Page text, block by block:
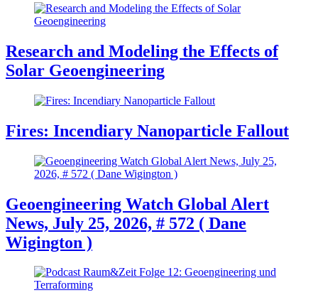
Research and Modeling the Effects of
Solar Geoengineering
Fires: Incendiary Nanoparticle Fallout
Geoengineering Watch Global Alert
News, July 25, 2026, # 572 ( Dane
Wigington )